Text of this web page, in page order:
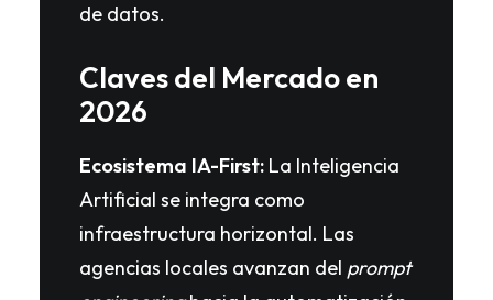
de datos.
Claves del Mercado en
2026
Ecosistema IA-First: La Inteligencia
Artificial se integra como
infraestructura horizontal. Las
agencias locales avanzan del prompt